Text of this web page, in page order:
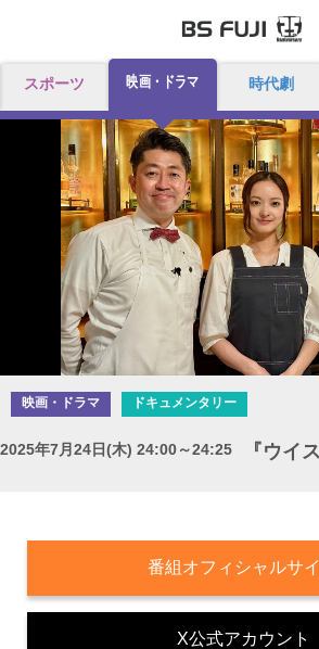
スポーツ 映画・ドラマ 時代劇
映画・ドラマ ドキュメンタリー
2025年7月24日(木) 24:00～24:25 『ウイ
番組オフィシャルサ
X公式アカウント